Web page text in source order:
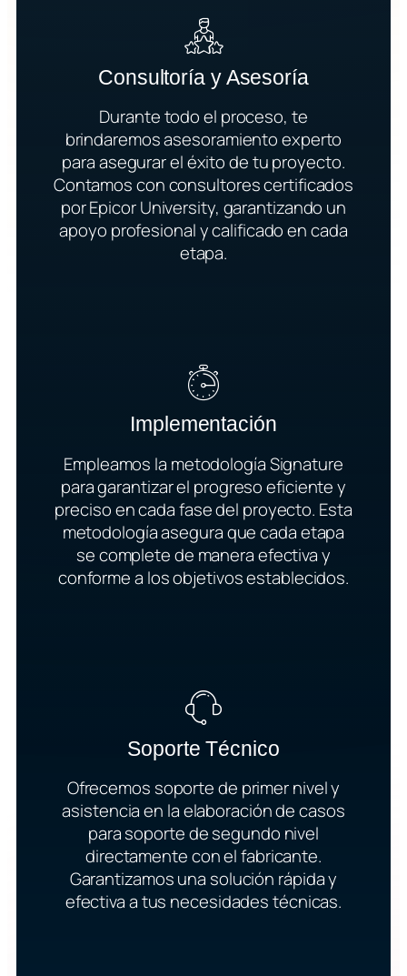
Consultoría y Asesoría
Durante todo el proceso, te
brindaremos asesoramiento experto
para asegurar el éxito de tu proyecto.
Contamos con consultores certificados
por Epicor University, garantizando un
apoyo profesional y calificado en cada
etapa.
Implementación
Empleamos la metodología Signature
para garantizar el progreso eficiente y
preciso en cada fase del proyecto. Esta
metodología asegura que cada etapa
se complete de manera efectiva y
conforme a los objetivos establecidos.
Soporte Técnico
Ofrecemos soporte de primer nivel y
asistencia en la elaboración de casos
para soporte de segundo nivel
directamente con el fabricante.
Garantizamos una solución rápida y
efectiva a tus necesidades técnicas.